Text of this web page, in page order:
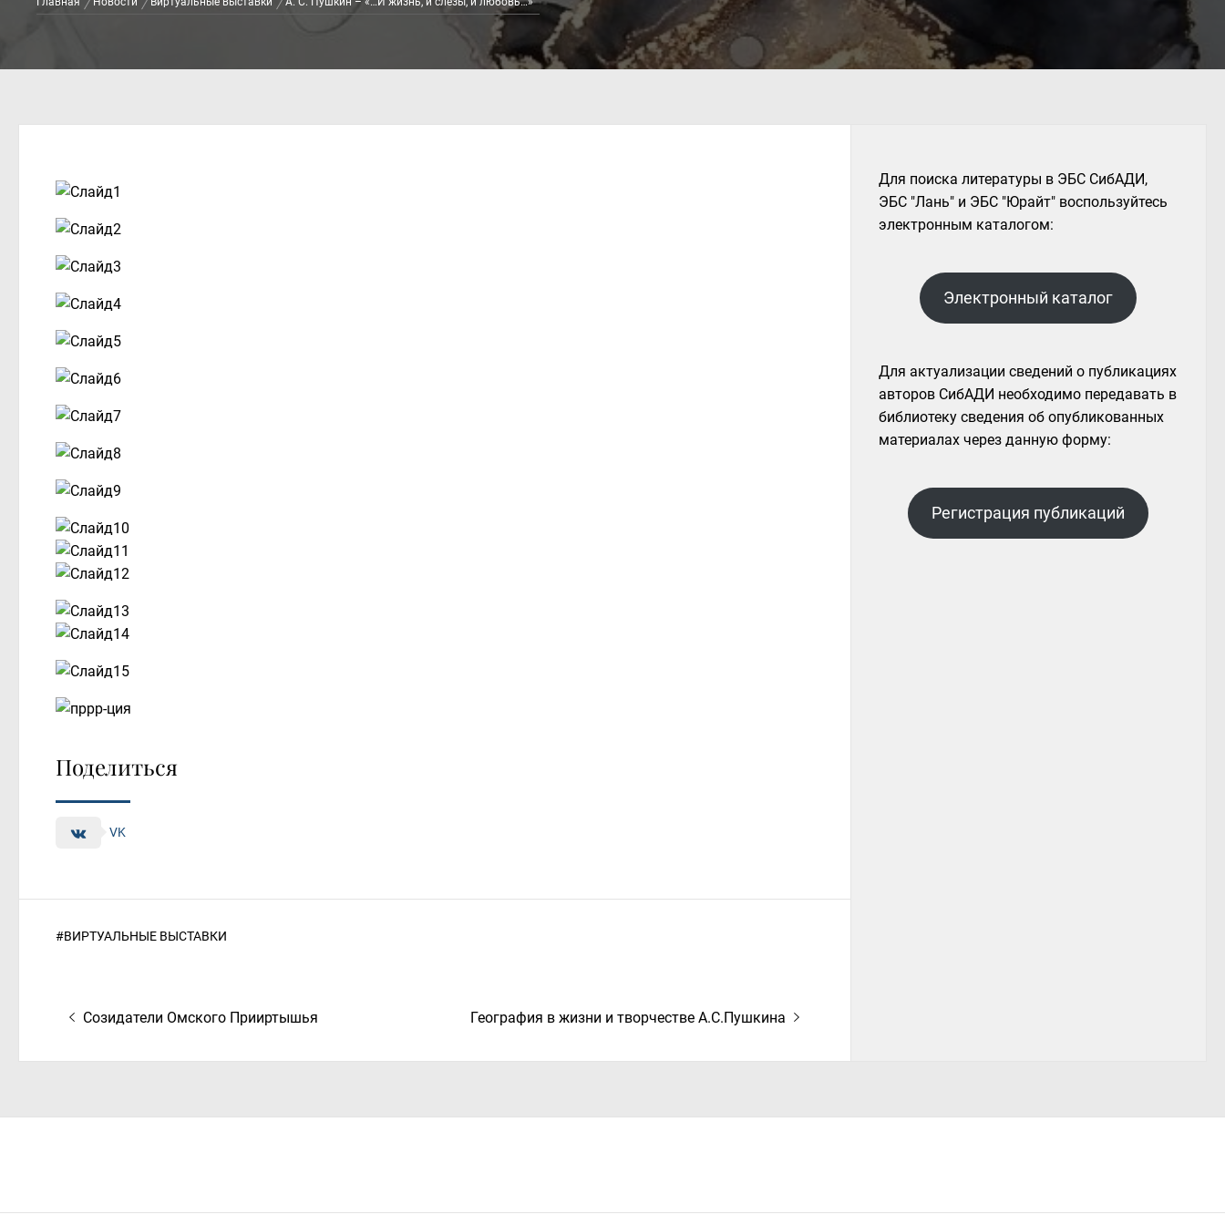
Поделиться
VK
#ВИРТУАЛЬНЫЕ ВЫСТАВКИ
Навигация
записям
Предыдущая
Созидатели Омского Прииртышья
Следующая
География в жизни и творчестве А.С.Пушкина
Для поиска литературы в ЭБС СибАДИ,
ЭБС "Лань" и ЭБС "Юрайт" воспользуйтесь
электронным каталогом:
Электронный каталог
Для актуализации сведений о публикациях
авторов СибАДИ необходимо передавать в
библиотеку сведения об опубликованных
материалах через данную форму:
Регистрация публикаций